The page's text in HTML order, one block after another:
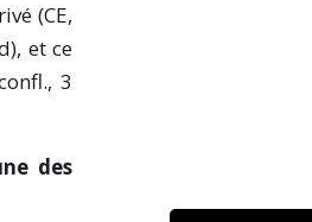
(CE,
et ce
3
des